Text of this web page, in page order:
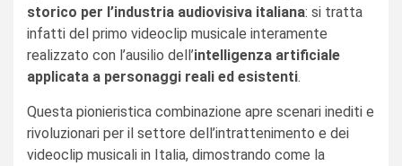
storico per l’industria audiovisiva italiana: si tratta
infatti del primo videoclip musicale interamente
realizzato con l’ausilio dell’intelligenza artificiale
applicata a personaggi reali ed esistenti.
Questa pionieristica combinazione apre scenari inediti e
rivoluzionari per il settore dell’intrattenimento e dei
videoclip musicali in Italia, dimostrando come la